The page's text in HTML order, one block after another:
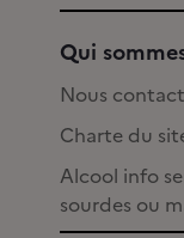
Qui
Nous
Charte du
Alcool info
sourdes ou